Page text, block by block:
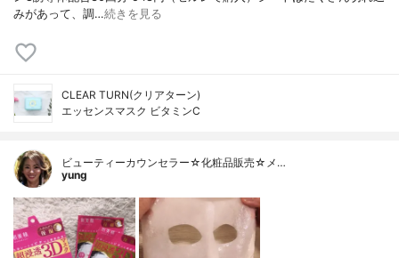
みがあって、調…続きを見る
CLEAR TURN(クリアターン)
エッセンスマスク ビタミンC
ビューティーカウンセラー☆化粧品販売☆メ…
yung